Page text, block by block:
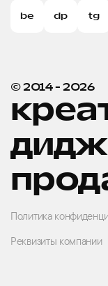
be dp tg
© 2014 - 2026
Политика
Реквизиты компании